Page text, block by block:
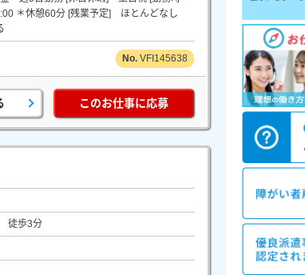
＊休憩60分 [残業予定] ほとんどなし
VFI145638
このお仕事に応募
徒歩3分